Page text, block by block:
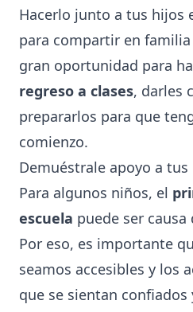
Hacerlo junto a tus hijos
para compartir en familia
gran oportunidad para
regreso a clases, darles
prepararlos para que
comienzo.
Demuéstrale apoyo a tus
Para algunos niños, el
escuela puede ser
Por eso, es importante
seamos accesibles y los
que se sientan confiados